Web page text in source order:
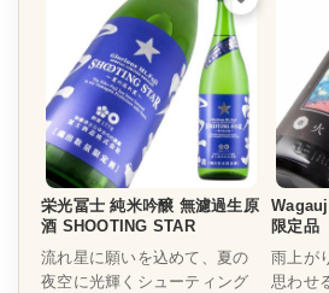
栄光冨士 純米吟醸 無濾過生原
酒 SHOOTING STAR
流れ星に願いを込めて、夏の
夜空に光輝くシューティング
限定品
雨上が
思わせ